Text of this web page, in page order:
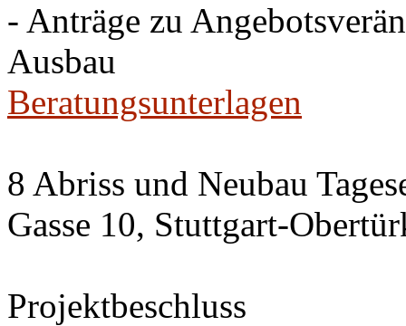
- Anträge zu
Ausbau
Beratungsunterlagen
8 Abriss und Neubau
Gasse 10, Stuttgart-
Projektbeschluss